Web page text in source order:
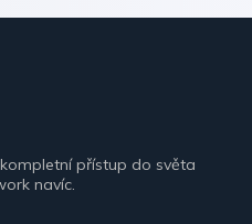
přístup do světa
navíc.